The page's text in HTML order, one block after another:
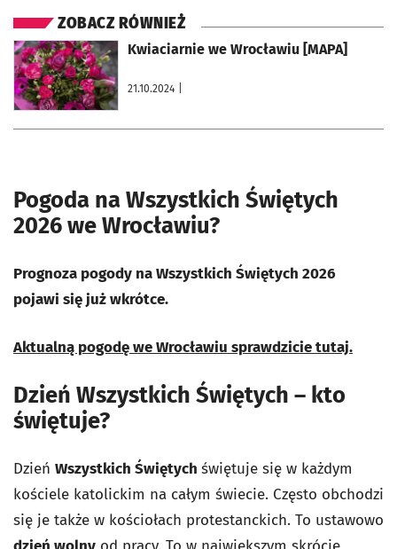
ZOBACZ RÓWNIEŻ
Kwiaciarnie we Wrocławiu [MAPA]
21.10.2024
otworzy się w nowej karcie
Pogoda na Wszystkich Świętych
2026 we Wrocławiu?
Prognoza pogody na Wszystkich Świętych 2026
pojawi się już wkrótce.
Aktualną pogodę we Wrocławiu sprawdzicie tutaj.
Dzień Wszystkich Świętych – kto
świętuje?
Dzień Wszystkich Świętych świętuje się w każdym
kościele katolickim na całym świecie. Często obchodzi
się je także w kościołach protestanckich. To ustawowo